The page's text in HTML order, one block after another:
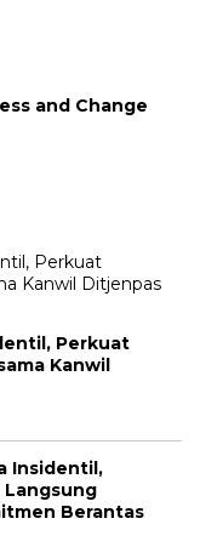
and Change
Perkuat
Kanwil
Insidentil,
Langsung
Berantas